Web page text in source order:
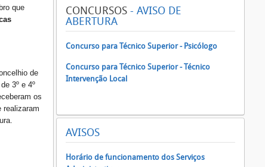
que
de
3º e 4º
os
realizaram
CONCURSOS - AVISO DE
ABERTURA
Concurso para Técnico Superior - Psicólogo
Concurso para Técnico Superior - Técnico
Intervenção Local
AVISOS
Horário de funcionamento dos Serviços